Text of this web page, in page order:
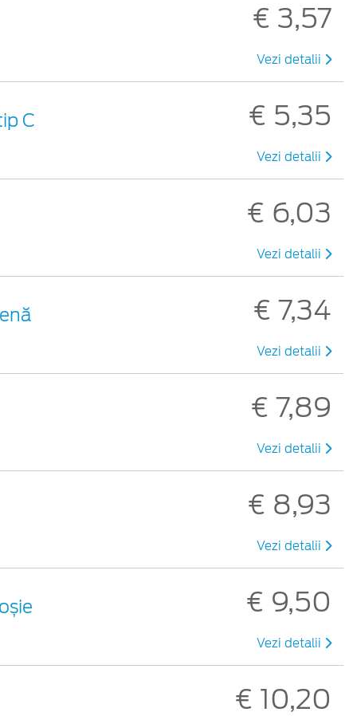
€ 3,57
Vezi detalii
C € 5,35
Vezi detalii
€ 6,03
Vezi detalii
€ 7,34
Vezi detalii
€ 7,89
Vezi detalii
€ 8,93
Vezi detalii
€ 9,50
Vezi detalii
€ 10,20